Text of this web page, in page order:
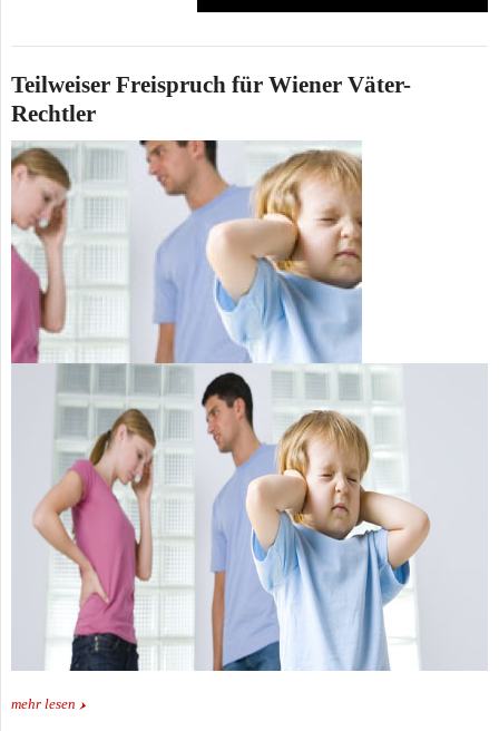
Teilweiser Freispruch für Wiener Väter-
Rechtler
mehr lesen